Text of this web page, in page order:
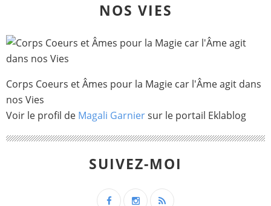
NOS VIES
Corps Coeurs et Âmes pour la Magie car l'Âme agit dans
nos Vies
Voir le profil de Magali Garniersur le portail Eklablog
SUIVEZ-MOI